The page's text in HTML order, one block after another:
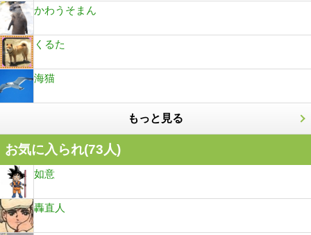
かわうそまん
くるた
海猫
もっと見る
お気に入られ(73人)
如意
轟直人